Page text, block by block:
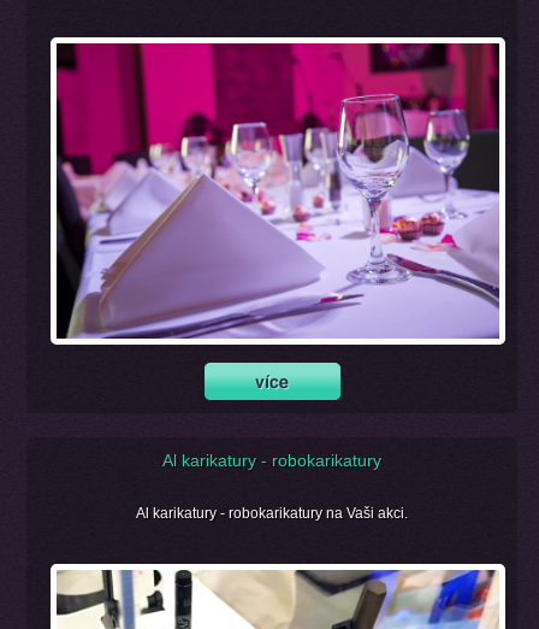
Al karikatury - robokarikatury
Al karikatury - robokarikatury na Vaši akci.